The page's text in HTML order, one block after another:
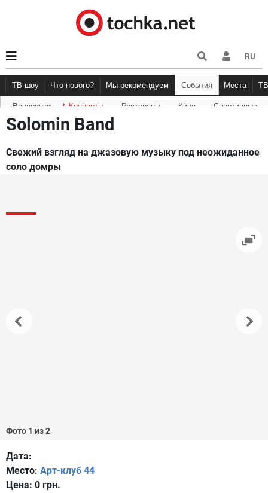
RU
ТВ-шоу Что нового?
Новости афиши Рецензии Куда пойти Точка
Мы рекомендуем События Места
Вечеринки Концерты Рестораны Кино Спортивные
Solomin Band
Свежий взгляд на джазовую музыку под неожиданное
соло домры
Фото 1 из 2
Дата:
Место: Арт-клуб 44
Цена: 0 грн.